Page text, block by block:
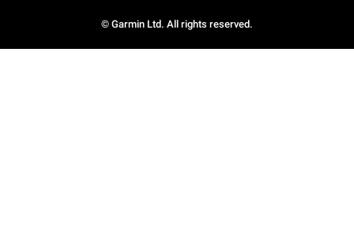
© Garmin Ltd. All rights reserved.